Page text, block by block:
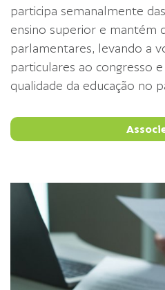
participa semanalmente
ensino superior e mantém
parlamentares, levando a
particulares ao congresso
qualidade da educação no